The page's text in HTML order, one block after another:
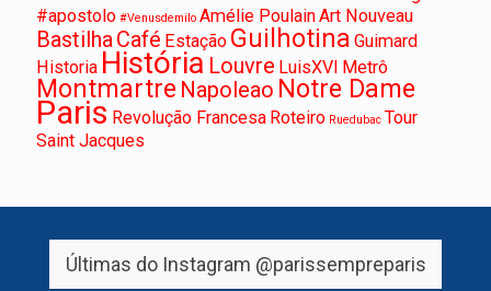
#apostolo #Venusdemilo Amélie PoulainArt Nouveau
BastilhaCafé Estação Guilhotina Guimard
Historia História Louvre LuisXVI Metrô
Montmartre Napoleao Notre Dame
Paris Revolução Francesa Roteiro Ruedubac Tour
Saint Jacques
Últimas do Instagram @parissempreparis